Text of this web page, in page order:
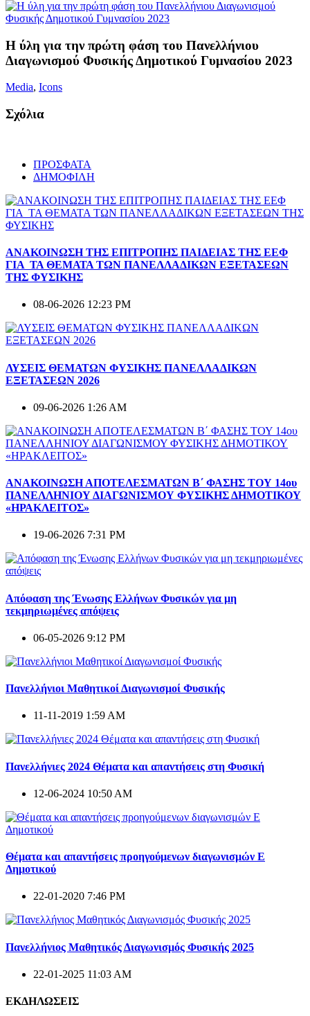
Η ύλη για την πρώτη φάση του Πανελλήνιου
Διαγωνισμού Φυσικής Δημοτικού Γυμνασίου 2023
Media, Icons
Σχόλια
ΠΡΟΣΦΑΤΑ
ΔΗΜΟΦΙΛΗ
ΑΝΑΚΟΙΝΩΣΗ ΤΗΣ ΕΠΙΤΡΟΠΗΣ ΠΑΙΔΕΙΑΣ ΤΗΣ ΕΕΦ
ΓΙΑ ΤΑ ΘΕΜΑΤΑ ΤΩΝ ΠΑΝΕΛΛΑΔΙΚΩΝ ΕΞΕΤΑΣΕΩΝ
ΤΗΣ ΦΥΣΙΚΗΣ
08-06-2026 12:23 PM
ΛΥΣΕΙΣ ΘΕΜΑΤΩΝ ΦΥΣΙΚΗΣ ΠΑΝΕΛΛΑΔΙΚΩΝ
ΕΞΕΤΑΣΕΩΝ 2026
09-06-2026 1:26 AM
ΑΝΑΚΟΙΝΩΣΗ ΑΠΟΤΕΛΕΣΜΑΤΩΝ Β΄ ΦΑΣΗΣ ΤΟΥ 14ου
ΠΑΝΕΛΛΗΝΙΟΥ ΔΙΑΓΩΝΙΣΜΟΥ ΦΥΣΙΚΗΣ ΔΗΜΟΤΙΚΟΥ
«ΗΡΑΚΛΕΙΤΟΣ»
19-06-2026 7:31 PM
Απόφαση της Ένωσης Ελλήνων Φυσικών για μη
τεκμηριωμένες απόψεις
06-05-2026 9:12 PM
Πανελλήνιοι Μαθητικοί Διαγωνισμοί Φυσικής
11-11-2019 1:59 AM
Πανελλήνιες 2024 Θέματα και απαντήσεις στη Φυσική
12-06-2024 10:50 AM
Θέματα και απαντήσεις προηγούμενων διαγωνισμών E
Δημοτικού
22-01-2020 7:46 PM
Πανελλήνιος Μαθητικός Διαγωνισμός Φυσικής 2025
22-01-2025 11:03 AM
ΕΚΔΗΛΩΣΕΙΣ